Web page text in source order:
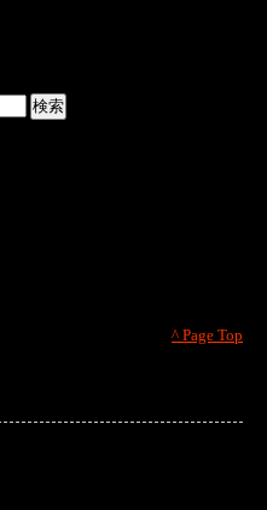
^ Page Top